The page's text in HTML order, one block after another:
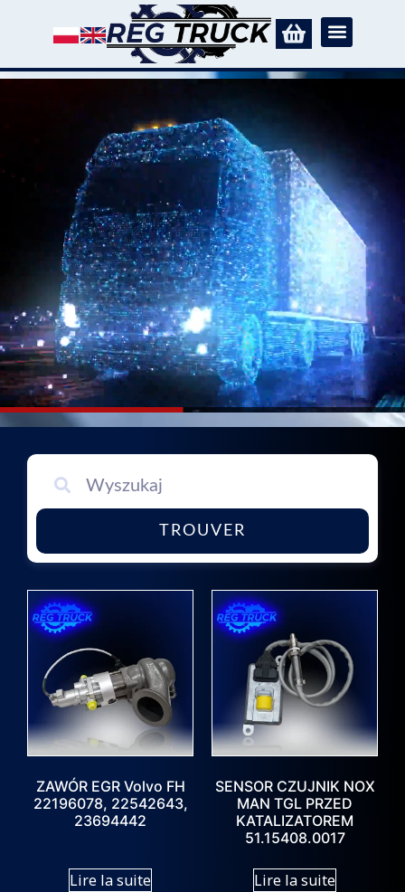
TROUVER
ZAWÓR EGR Volvo FH
22196078, 22542643,
23694442
Lire la suite
SENSOR CZUJNIK NOX
MAN TGL PRZED
KATALIZATOREM
51.15408.0017
Lire la suite